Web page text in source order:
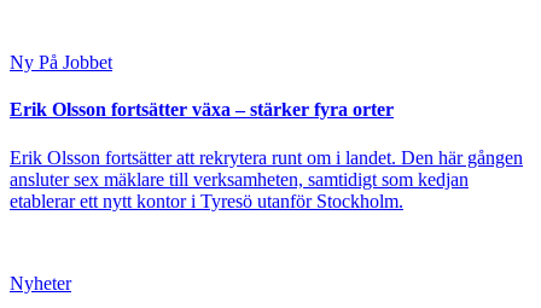
Ny På Jobbet
Erik Olsson fortsätter växa – stärker fyra orter
Erik Olsson fortsätter att rekrytera runt om i landet. Den här gången
ansluter sex mäklare till verksamheten, samtidigt som kedjan
etablerar ett nytt kontor i Tyresö utanför Stockholm.
Nyheter